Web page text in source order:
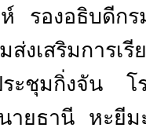
องอธิบดีกรม
งเสริมการเ
ชุมกิ่งจัน โร
ยธานี หะยีม